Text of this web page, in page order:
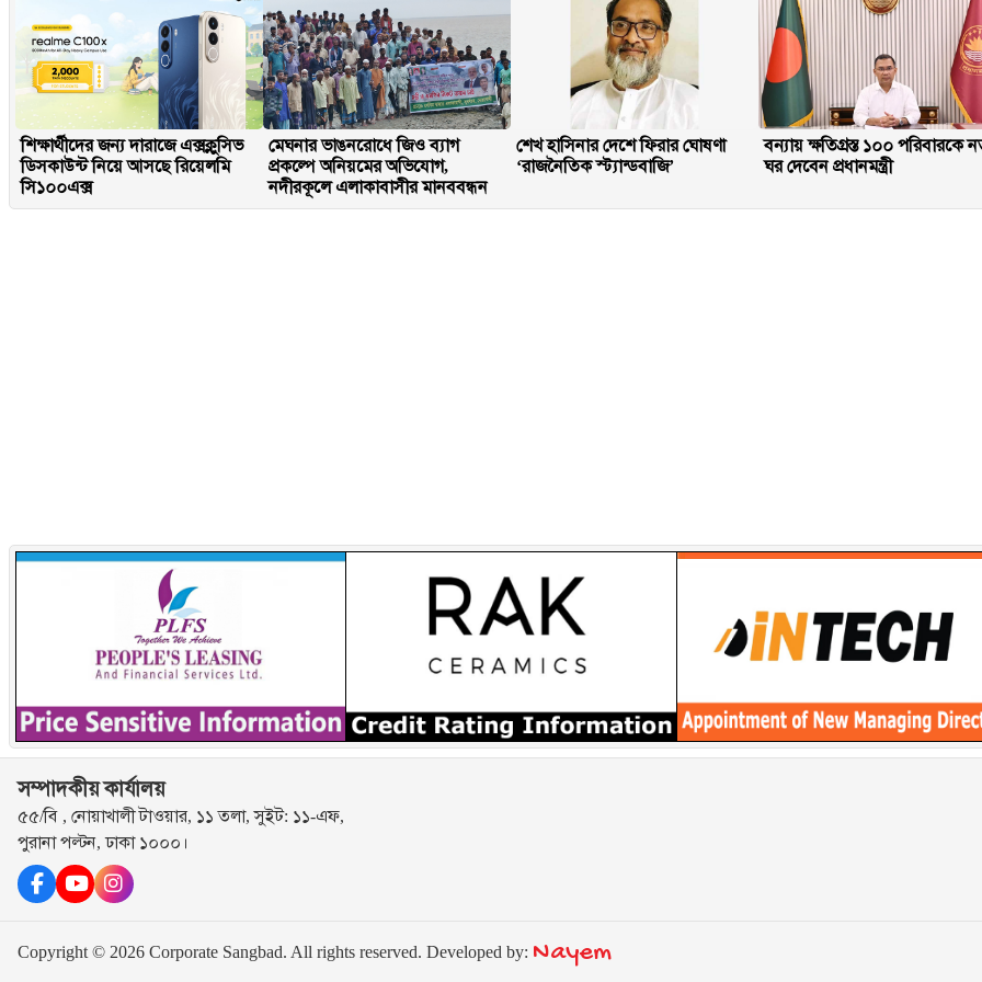
শিক্ষার্থীদের জন্য দারাজে এক্সক্লুসিভ
ডিসকাউন্ট নিয়ে আসছে রিয়েলমি
সি১০০এক্স
মেঘনার ভাঙনরোধে জিও ব্যাগ
প্রকল্পে অনিয়মের অভিযোগ,
নদীরকূলে এলাকাবাসীর মানববন্ধন
শেখ হাসিনার দেশে ফিরার ঘোষণা
‘রাজনৈতিক স্ট্যান্ডবাজি’
বন্যায় ক্ষতিগ্রস্ত ১০০ পরিবারকে
ঘর দেবেন প্রধানমন্ত্রী
সম্পাদকীয় কার্যালয়
৫৫/বি , নোয়াখালী টাওয়ার, ১১ তলা, সুইট: ১১-এফ,
পুরানা পল্টন, ঢাকা ১০০০।
Copyright © 2026 Corporate Sangbad. All rights reserved. Developed by: Nayem